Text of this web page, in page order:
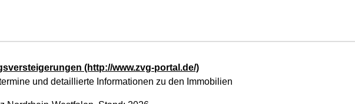
(http://www.zvg-portal.de/)
und detaillierte Informationen zu den Immobilien